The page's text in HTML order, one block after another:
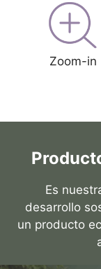
Zoom-in
Es
desarrollo
un producto